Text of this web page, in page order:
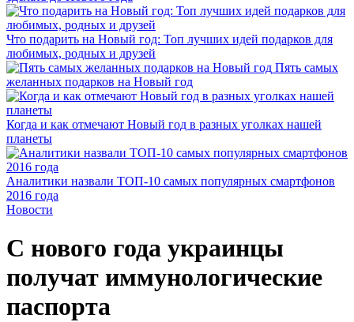
Что подарить на Новый год: Топ лучших идей подарков для
любимых, родных и друзей
Пять самых
желанных подарков на Новый год
Когда и как отмечают Новый год в разных уголках нашей
планеты
Аналитики назвали ТОП-10 самых популярных смартфонов
2016 года
Новости
С нового года украинцы
получат иммунологические
паспорта